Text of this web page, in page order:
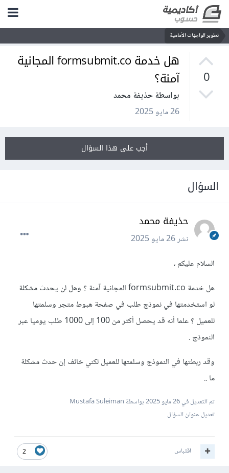
تطوير الواجهات الأمامية
0
هل خدمة formsubmit.co المجانية
آمنة؟
بواسطة حذيفة محمد
26 مايو 2025
أجب على هذا السؤال
السؤال
حذيفة محمد
نشر26 مايو 2025
السلام عليكم ،
هل خدمة formsubmit.co المجانية آمنة ؟ وهل لن يحدث مشكلة
لو استخدمتها في نموذج طلب في صفحة هبوط متجر وسلمتها
للعميل ؟ علما أنه قد يحصل أكثر من 100 إلى 1000 طلب يوميا عبر
النموذج .
وقد ربطتها في النموذج وسلمتها للعميل لكني خائف إن حدث مشكلة
ما ..
تم التعديل في26 مايو 2025
بواسطة Mustafa Suleiman
تعديل عنوان السؤال
2 اقتباس